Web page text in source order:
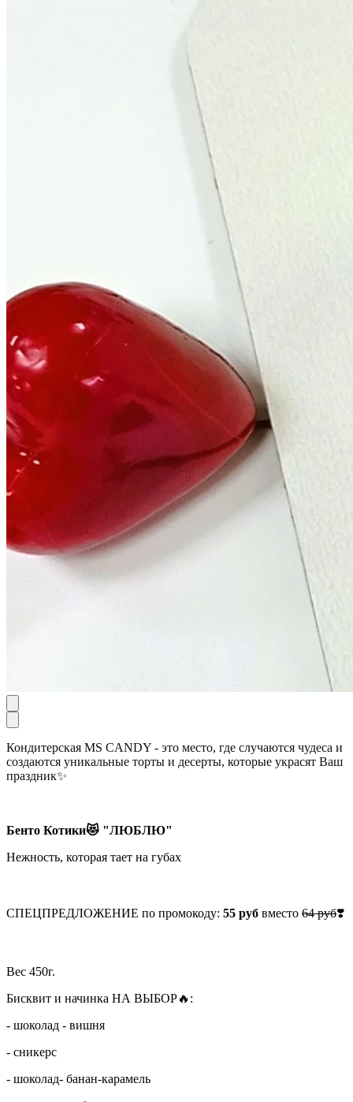
Кондитерская MS CANDY - это место, где случаются чудеса и
создаются уникальные торты и десерты, которые украсят Ваш
праздник✨
Бенто Котики😻 "ЛЮБЛЮ"
Нежность, которая тает на губах
СПЕЦПРЕДЛОЖЕНИЕ по промокоду: 55 руб вместо 64 руб❣️
Вес 450г.
Бисквит и начинка НА ВЫБОР🔥:
- шоколад - вишня
- сникерс
- шоколад- банан-карамель